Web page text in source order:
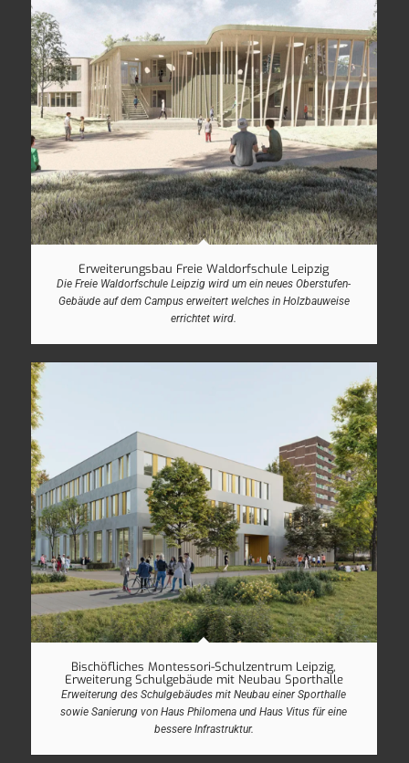
Erweiterungsbau Freie Waldorfschule Leipzig
Die Freie Waldorfschule Leipzig wird um ein neues Oberstufen-
Gebäude auf dem Campus erweitert welches in Holzbauweise
errichtet wird.
Bischöfliches Montessori-Schulzentrum Leipzig,
Erweiterung Schulgebäude mit Neubau Sporthalle
Erweiterung des Schulgebäudes mit Neubau einer Sporthalle
sowie Sanierung von Haus Philomena und Haus Vitus für eine
bessere Infrastruktur.